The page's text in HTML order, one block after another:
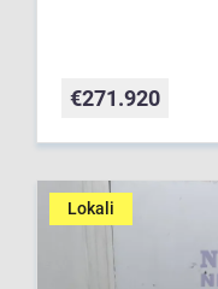
€271.920
Lokali